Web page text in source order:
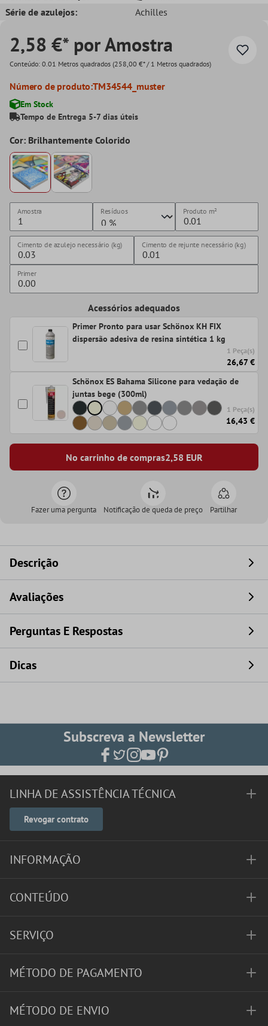
Série de azulejos:
Achilles
2,58 €* por Amostra
Conteúdo: 0.01 Metros quadrados (258,00 €* / 1 Metros quadrados)
Número de produto:TM34544_muster
Em Stock
Tempo de Entrega 5-7 dias úteis
Cor: Brilhantemente Colorido
Amostra Resíduos Produto m²
Cimento de azulejo necessário (kg) Cimento de rejunte necessário (kg)
Primer
Acessórios adequados
Primer Pronto para usar Schönox KH FIX
dispersão adesiva de resina sintética 1 kg
1 Peça(s)
26,67 €
Schönox ES Bahama Silicone para vedação de
juntas bege (300ml)
1 Peça(s)
16,43 €
No carrinho de compras2,58 EUR
Fazer uma pergunta Notificação de queda de preço Partilhar
Descrição
Avaliações
Perguntas E Respostas
Dicas
Subscreva a Newsletter
LINHA DE ASSISTÊNCIA TÉCNICA
Revogar contrato
INFORMAÇÃO
CONTEÚDO
SERVIÇO
MÉTODO DE PAGAMENTO
MÉTODO DE ENVIO